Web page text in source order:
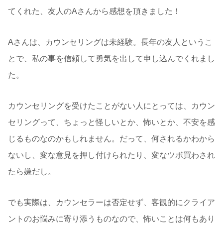
てくれた、友人のAさんから感想を頂きました！
Aさんは、カウンセリングは未経験。長年の友人というこ
とで、私の事を信頼して勇気を出して申し込んでくれまし
た。
カウンセリングを受けたことがない人にとっては、カウン
セリングって、ちょっと怪しいとか、怖いとか、不安を感
じるものなのかもしれません。だって、何されるかわから
ないし、変な意見を押し付けられたり、変なツボ買わされ
たら嫌だし。
でも実際は、カウンセラーは否定せず、客観的にクライア
ントのお悩みに寄り添うものなので、怖いことは何もあり